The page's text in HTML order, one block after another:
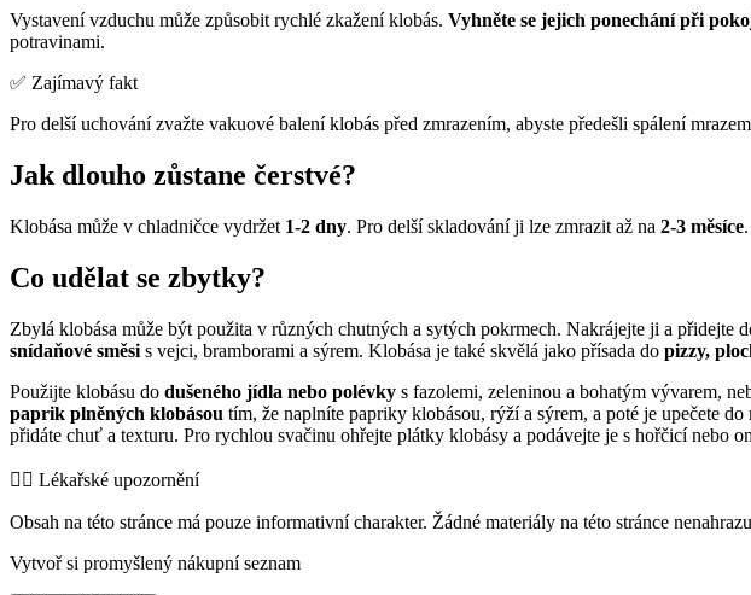
Vystavení vzduchu může způsobit rychlé zkažení klobás. Vyhněte se jejich ponechání při
potravinami.
✅ Zajímavý fakt
Pro delší uchování zvažte vakuové balení klobás před zmrazením, abyste předešli spálení
Jak dlouho zůstane čerstvé?
Klobása může v chladničce vydržet 1-2 dny. Pro delší skladování ji lze zmrazit až na 2-3 měsíce
Co udělat se zbytky?
Zbylá klobása může být použita v různých chutných a sytých pokrmech. Nakrájejte ji a přidejte
snídaňové směsi s vejci, bramborami a sýrem. Klobása je také skvělá jako přísada do pizzy,
Použijte klobásu do dušeného jídla nebo polévky s fazolemi, zeleninou a bohatým vývarem,
paprik plněných klobásou tím, že naplníte papriky klobásou, rýží a sýrem, a poté je upečete
přidáte chuť a texturu. Pro rychlou svačinu ohřejte plátky klobásy a podávejte je s hořčicí nebo
👨‍⚕️️ Lékařské upozornění
Obsah na této stránce má pouze informativní charakter. Žádné materiály na této stránce
Vytvoř si promyšlený nákupní seznam